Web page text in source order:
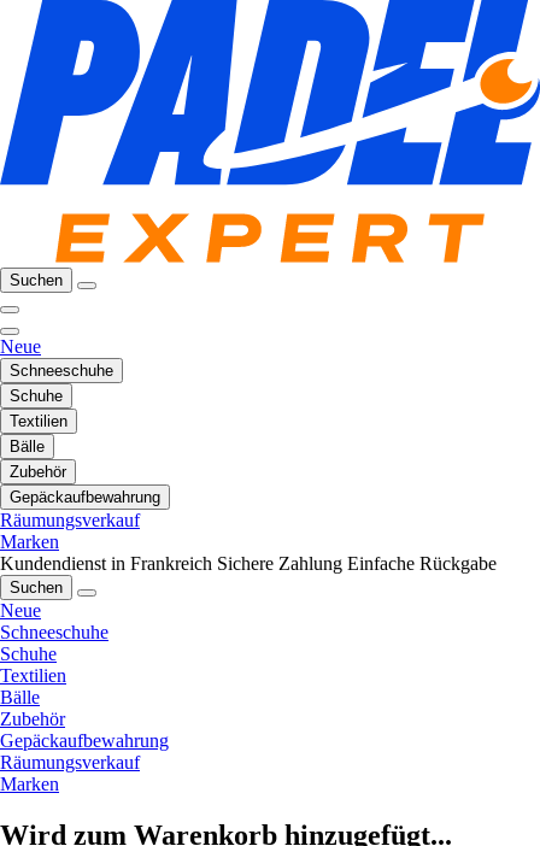
Suchen
Neue
Schneeschuhe
Schuhe
Textilien
Bälle
Zubehör
Gepäckaufbewahrung
Räumungsverkauf
Marken
Kundendienst in Frankreich Sichere Zahlung Einfache Rückgabe
Suchen
Neue
Schneeschuhe
Schuhe
Textilien
Bälle
Zubehör
Gepäckaufbewahrung
Räumungsverkauf
Marken
Wird zum Warenkorb hinzugefügt...